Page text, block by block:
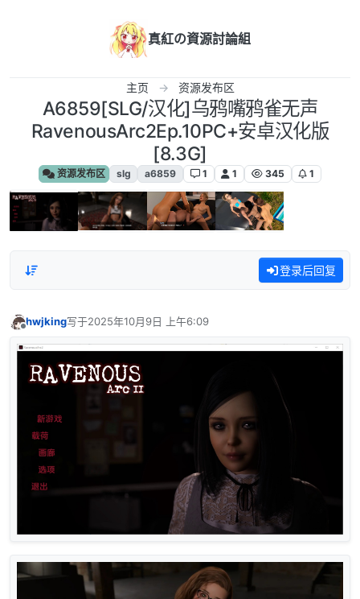
真紅の資源討論組
主页 资源发布区
A6859[SLG/汉化]乌鸦嘴鸦雀无声
RavenousArc2Ep.10PC+安卓汉化版
[8.3G]
资源发布区 slg a6859 1 1 345 1
登录后回复
hwjking写于2025年10月9日 上午6:09
最后由 编辑